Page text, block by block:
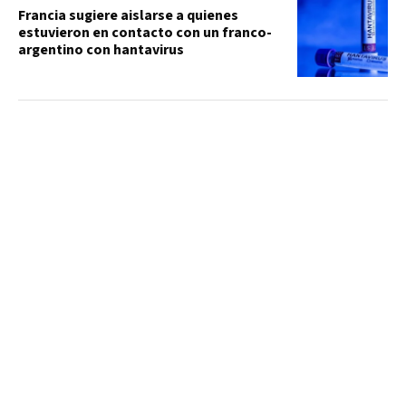
Francia sugiere aislarse a quienes
estuvieron en contacto con un franco-
argentino con hantavirus